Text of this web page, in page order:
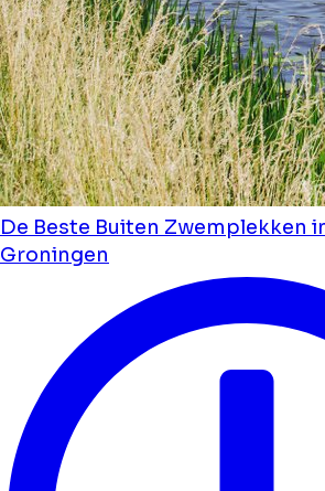
De Beste Buiten Zwemplekken
Groningen